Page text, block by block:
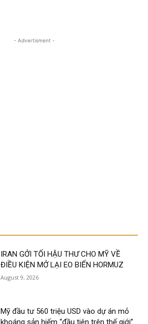
- Advertisment -
IRAN GỞI TỐI HẬU THƯ CHO MỸ VỀ
ĐIỀU KIỆN MỞ LẠI EO BIỂN HORMUZ
August 9, 2026
Mỹ đầu tư 560 triệu USD vào dự án mỏ
khoáng sản hiếm “đầu tiên trên thế giới”